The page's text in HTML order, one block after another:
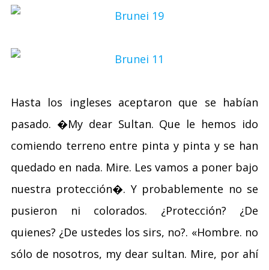
Hasta los ingleses aceptaron que se habían
pasado. �My dear Sultan. Que le hemos ido
comiendo terreno entre pinta y pinta y se han
quedado en nada. Mire. Les vamos a poner bajo
nuestra protección�. Y probablemente no se
pusieron ni colorados. ¿Protección? ¿De
quienes? ¿De ustedes los sirs, no?. «Hombre. no
sólo de nosotros, my dear sultan. Mire, por ahí